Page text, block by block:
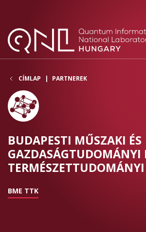
CÍMLAP PARTNEREK
BUDAPESTI MŰSZAKI ÉS
GAZDASÁGTUDOMÁNYI
BME TTK